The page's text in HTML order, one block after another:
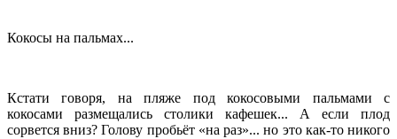
Кокосы на пальмах...
Кстати говоря, на пляже под кокосовыми пальмами с
кокосами размещались столики кафешек... А если плод
сорвется вниз? Голову пробьёт «на раз»... но это как-то никого